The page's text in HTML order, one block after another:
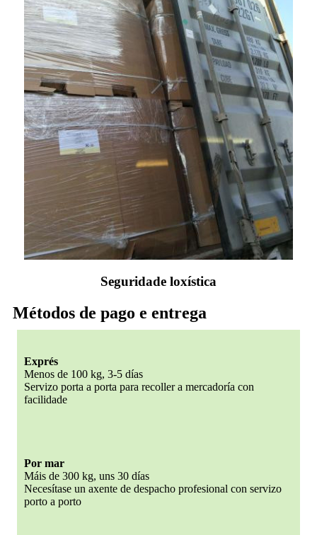
Seguridade loxística
Métodos de pago e entrega
Exprés
Menos de 100 kg, 3-5 días
Servizo porta a porta para recoller a mercadoría con
facilidade
Por mar
Máis de 300 kg, uns 30 días
Necesítase un axente de despacho profesional con servizo
porto a porto